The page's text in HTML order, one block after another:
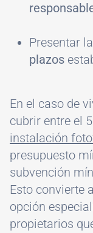
Presentar la
plazos
En el caso de
cubrir entre el
instalación
presupuesto
subvención
Esto convierte
opción
propietarios